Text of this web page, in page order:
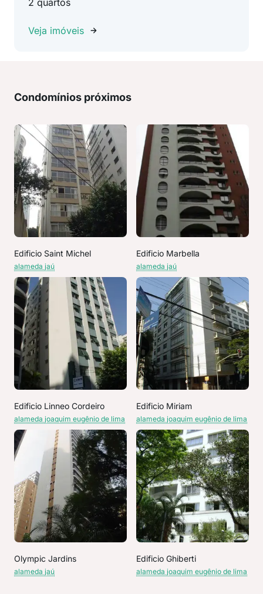
2 quartos
Veja imóveis
Condomínios próximos
Edificio Saint Michel
alameda jaú
Edificio Marbella
alameda jaú
Edificio Linneo Cordeiro
alameda joaquim eugênio de lima
Edificio Miriam
alameda joaquim eugênio de lima
Olympic Jardins
alameda jaú
Edificio Ghiberti
alameda joaquim eugênio de lima